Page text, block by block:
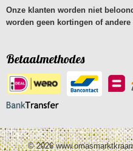
Onze klanten worden niet
worden geen kortingen of andere
Betaalmethodes
© 2026